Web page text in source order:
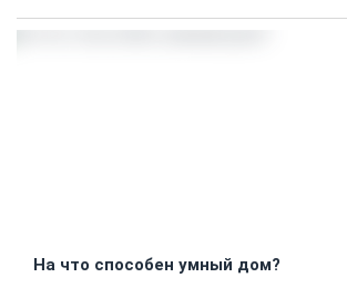
На что способен умный дом?